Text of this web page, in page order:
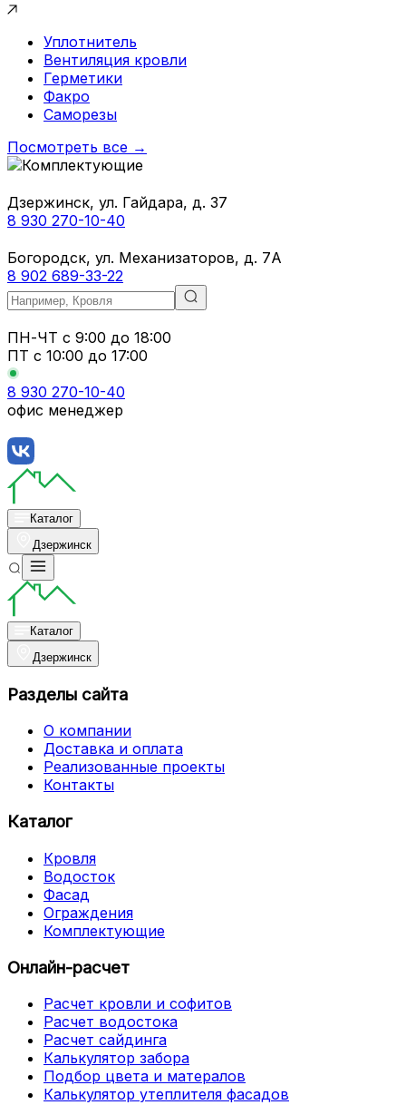
Уплотнитель
Вентиляция кровли
Герметики
Факро
Саморезы
Посмотреть все →
Дзержинск, ул. Гайдара, д. 37
8 930 270-10-40
Богородск, ул. Механизаторов, д. 7А
8 902 689-33-22
ПН-ЧТ с 9:00 до 18:00
ПТ с 10:00 до 17:00
8 930 270-10-40
офис менеджер
Каталог
Дзержинск
Каталог
Дзержинск
Разделы сайта
О компании
Доставка и оплата
Реализованные проекты
Контакты
Каталог
Кровля
Водосток
Фасад
Ограждения
Комплектующие
Онлайн-расчет
Расчет кровли и софитов
Расчет водостока
Расчет сайдинга
Калькулятор забора
Подбор цвета и матералов
Калькулятор утеплителя фасадов